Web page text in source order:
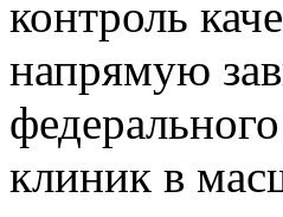
контроль
напрямую
клиник в